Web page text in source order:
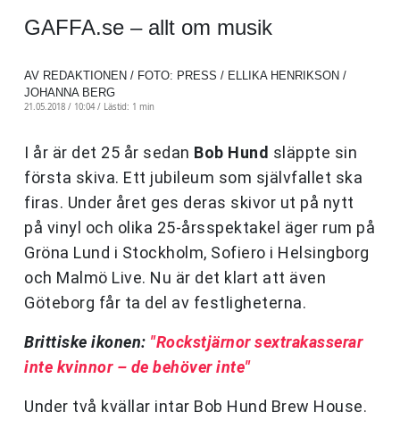
GAFFA.se – allt om musik
AV REDAKTIONEN / FOTO: PRESS / ELLIKA HENRIKSON /
JOHANNA BERG
21.05.2018 / 10:04 / Lästid: 1 min
I år är det 25 år sedan Bob Hund släppte sin
första skiva. Ett jubileum som självfallet ska
firas. Under året ges deras skivor ut på nytt
på vinyl och olika 25-årsspektakel äger rum på
Gröna Lund i Stockholm, Sofiero i Helsingborg
och Malmö Live. Nu är det klart att även
Göteborg får ta del av festligheterna.
Brittiske ikonen: "Rockstjärnor sextrakasserar
inte kvinnor – de behöver inte"
Under två kvällar intar Bob Hund Brew House.